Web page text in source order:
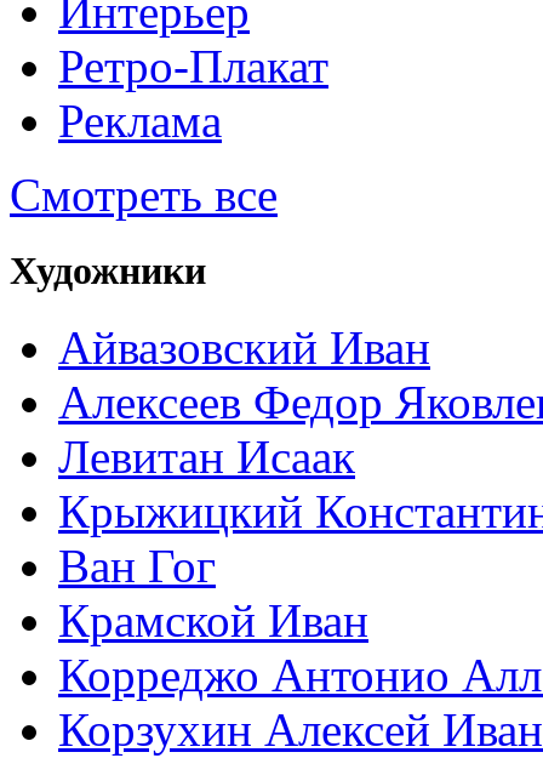
Интерьер
Ретро-Плакат
Реклама
Смотреть все
Художники
Айвазовский Иван
Алексеев Федор
Левитан Исаак
Крыжицкий
Ван Гог
Крамской Иван
Корреджо Антонио
Корзухин Алексей